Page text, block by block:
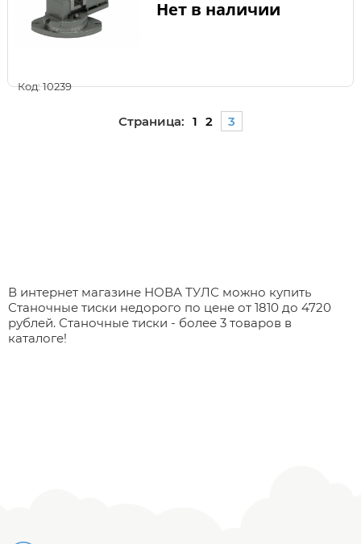
Код: 10239
Нет в наличии
Страница: 1 2 3
В интернет магазине НОВА ТУЛС можно купить
Станочные тиски недорого по цене от 1810 до 4720
рублей. Станочные тиски - более 3 товаров в
каталоге!